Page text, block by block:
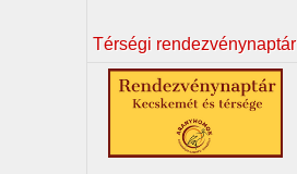
Térségi rendezvénynaptár